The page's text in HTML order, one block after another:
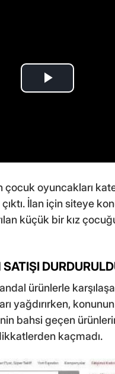
çocuk oyuncakları
çıktı. İlan için siteye
küçük bir kız
ürünlerle
yağdırırken,
bahsi geçen
kaçmadı.